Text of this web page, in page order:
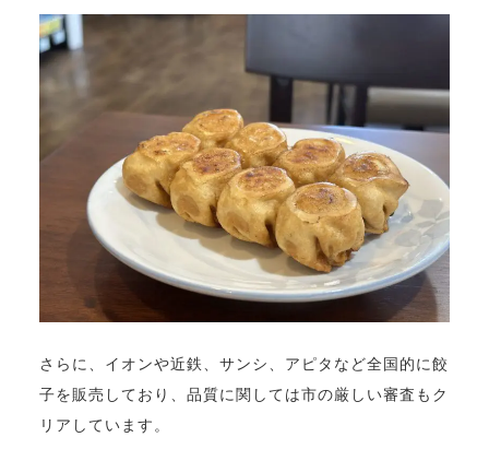
さらに、イオンや近鉄、サンシ、アピタなど全国的に餃
子を販売しており、品質に関しては市の厳しい審査もク
リアしています。